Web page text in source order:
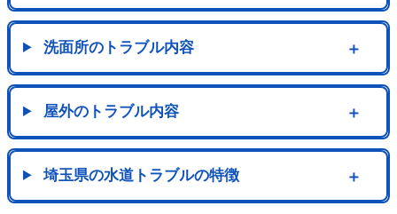
洗面所のトラブル内容 ＋
屋外のトラブル内容 ＋
埼玉県の水道トラブルの特徴 ＋